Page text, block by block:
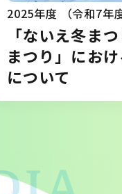
2025年度 （令和7年度
「ないえ冬ま
まつり」にお
について